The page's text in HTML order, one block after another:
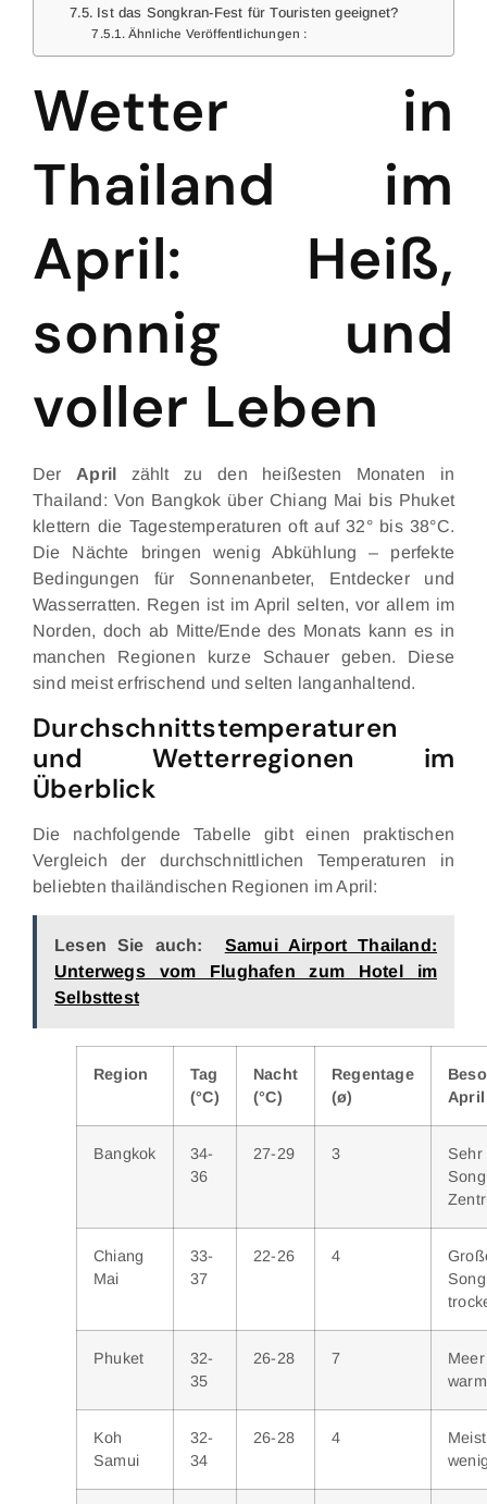
Ist das Songkran-Fest für Touristen geeignet?
Ähnliche Veröffentlichungen :
Wetter in
Thailand im
April: Heiß,
sonnig und
voller Leben
DerApril zählt zu den heißesten Monaten in
Thailand: Von Bangkok über Chiang Mai bis Phuket
klettern die Tagestemperaturen oft auf 32° bis 38°C.
Die Nächte bringen wenig Abkühlung – perfekte
Bedingungen für Sonnenanbeter, Entdecker und
Wasserratten. Regen ist im April selten, vor allem im
Norden, doch ab Mitte/Ende des Monats kann es in
manchen Regionen kurze Schauer geben. Diese
sind meist erfrischend und selten langanhaltend.
Durchschnittstemperaturen
und Wetterregionen im
Überblick
Die nachfolgende Tabelle gibt einen praktischen
Vergleich der durchschnittlichen Temperaturen in
beliebten thailändischen Regionen im April:
Lesen Sie auch:
Samui Airport Thailand:
Unterwegs vom Flughafen zum Hotel im
Selbsttest
Region
Tag
(°C)
Nacht
(°C)
Regentage
(ø)
April
Bangkok
34-
36
27-29 3
Chiang
Mai
33-
37
22-26 4
Phuket
32-
35
26-28 7
warm
Koh
Samui
32-
34
26-28 4